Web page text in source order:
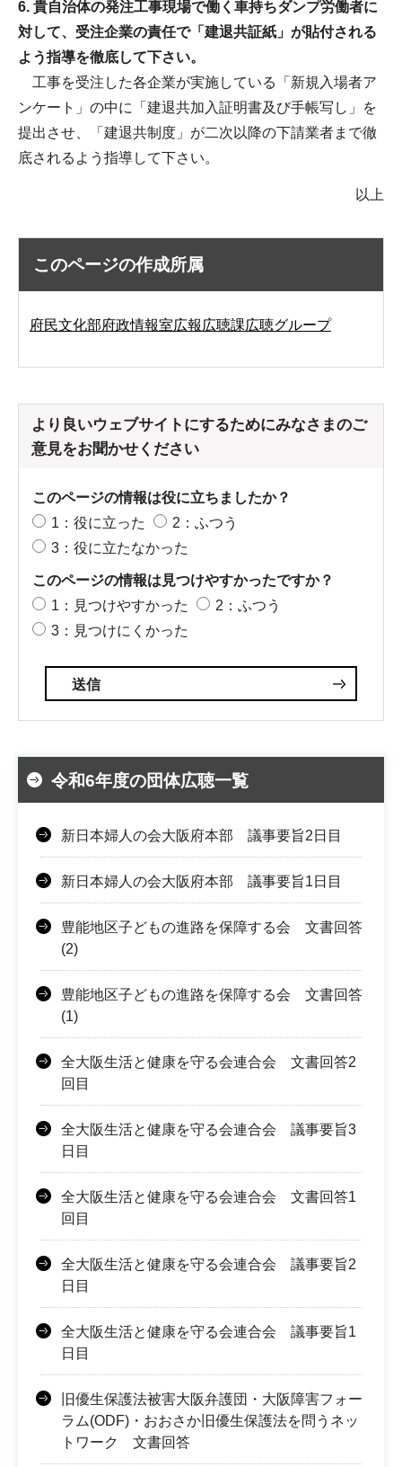
6. 貴自治体の発注工事現場で働く車持ちダンプ労働者に
対して、受注企業の責任で「建退共証紙」が貼付される
よう指導を徹底して下さい。
工事を受注した各企業が実施している「新規入場者ア
ンケート」の中に「建退共加入証明書及び手帳写し」を
提出させ、「建退共制度」が二次以降の下請業者まで徹
底されるよう指導して下さい。
以上
このページの作成所属
府民文化部府政情報室広報広聴課広聴グループ
より良いウェブサイトにするためにみなさまのご
意見をお聞かせください
このページの情報は役に立ちましたか？
1：役に立った
2：ふつう
3：役に立たなかった
このページの情報は見つけやすかったですか？
1：見つけやすかった
2：ふつう
3：見つけにくかった
令和6年度の団体広聴一覧
新日本婦人の会大阪府本部 議事要旨2日目
新日本婦人の会大阪府本部 議事要旨1日目
豊能地区子どもの進路を保障する会 文書回答
(2)
豊能地区子どもの進路を保障する会 文書回答
(1)
全大阪生活と健康を守る会連合会 文書回答2
回目
全大阪生活と健康を守る会連合会 議事要旨3
日目
全大阪生活と健康を守る会連合会 文書回答1
回目
全大阪生活と健康を守る会連合会 議事要旨2
日目
全大阪生活と健康を守る会連合会 議事要旨1
日目
旧優生保護法被害大阪弁護団・大阪障害フォー
ラム(ODF)・おおさか旧優生保護法を問うネッ
トワーク 文書回答